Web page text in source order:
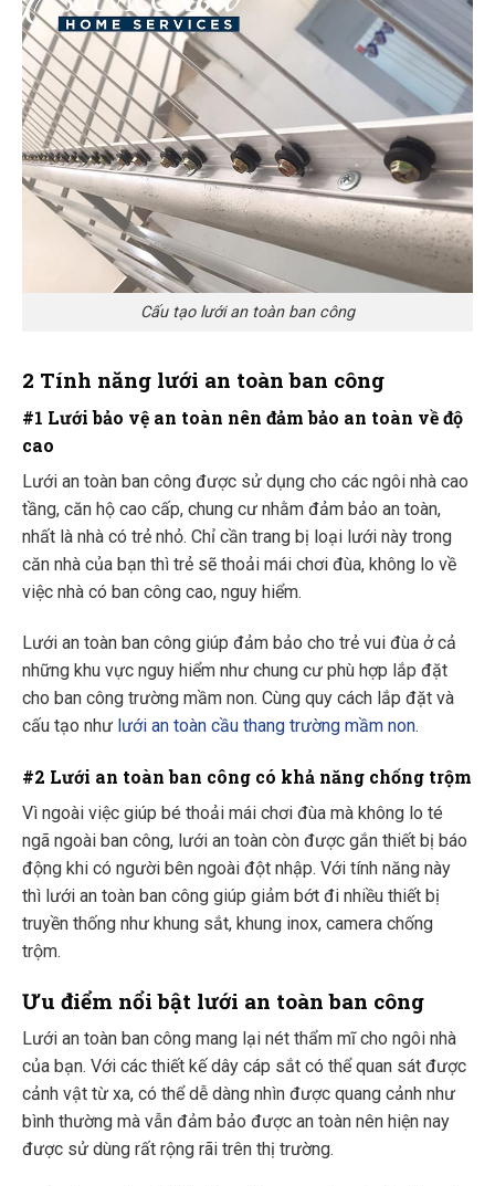
Cấu tạo lưới an toàn ban công
2 Tính năng lưới an toàn ban công
#1 Lưới bảo vệ an toàn nên đảm bảo an toàn về độ
cao
Lưới an toàn ban công được sử dụng cho các ngôi nhà cao
tầng, căn hộ cao cấp, chung cư nhằm đảm bảo an toàn,
nhất là nhà có trẻ nhỏ. Chỉ cần trang bị loại lưới này trong
căn nhà của bạn thì trẻ sẽ thoải mái chơi đùa, không lo về
việc nhà có ban công cao, nguy hiểm.
Lưới an toàn ban công giúp đảm bảo cho trẻ vui đùa ở cả
những khu vực nguy hiểm như chung cư phù hợp lắp đặt
cho ban công trường mầm non. Cùng quy cách lắp đặt và
cấu tạo như lưới an toàn cầu thang trường mầm non.
#2 Lưới an toàn ban công có khả năng chống trộm
Vì ngoài việc giúp bé thoải mái chơi đùa mà không lo té
ngã ngoài ban công, lưới an toàn còn được gắn thiết bị báo
động khi có người bên ngoài đột nhập. Với tính năng này
thì lưới an toàn ban công giúp giảm bớt đi nhiều thiết bị
truyền thống như khung sắt, khung inox, camera chống
trộm.
Ưu điểm nổi bật lưới an toàn ban công
Lưới an toàn ban công mang lại nét thẩm mĩ cho ngôi nhà
của bạn. Với các thiết kế dây cáp sắt có thể quan sát được
cảnh vật từ xa, có thể dễ dàng nhìn được quang cảnh như
bình thường mà vẫn đảm bảo được an toàn nên hiện nay
được sử dùng rất rộng rãi trên thị trường.